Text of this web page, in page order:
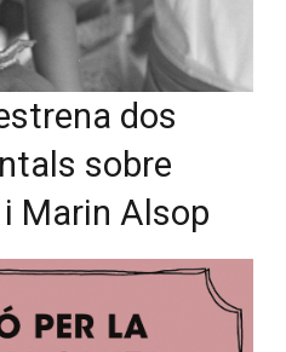
dos
sobre
Marin Alsop